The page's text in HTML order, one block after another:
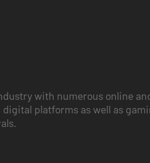
with numerous online
platforms as well as